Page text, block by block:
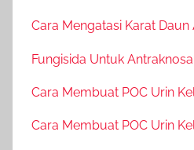
Cara Mengatasi Karat
Fungisida Untuk
Cara Membuat POC Urin
Cara Membuat POC Urin